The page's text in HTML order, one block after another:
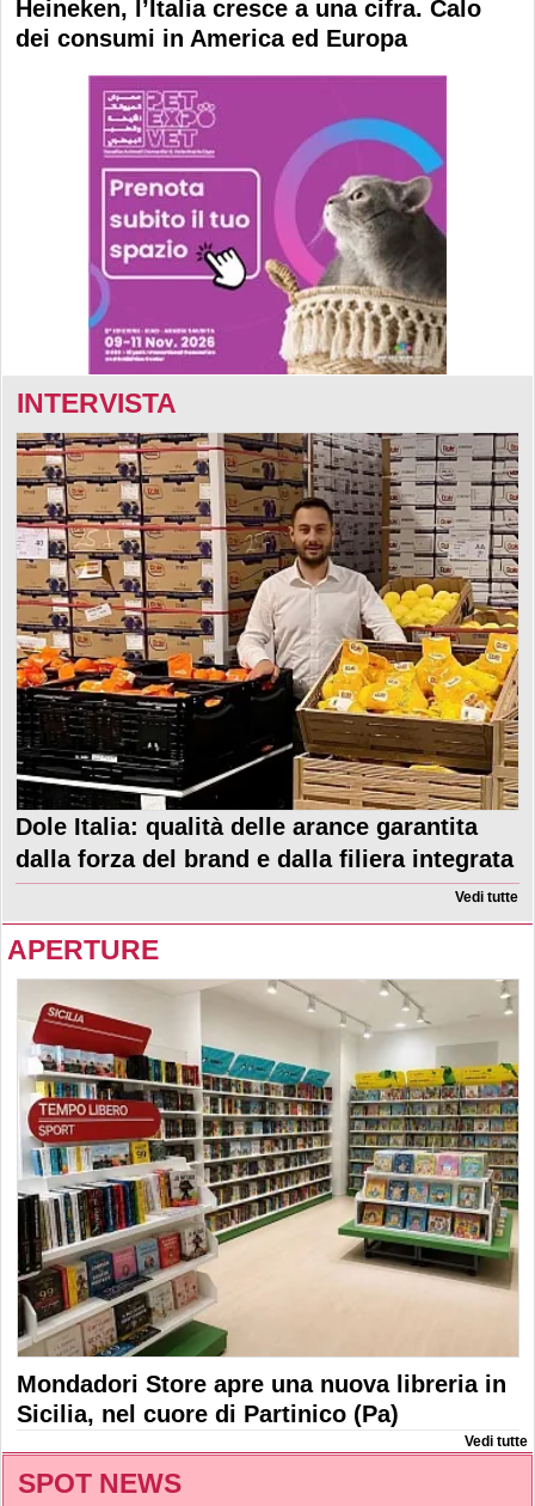
Heineken, l’Italia cresce a una cifra. Calo
dei consumi in America ed Europa
INTERVISTA
Dole Italia: qualità delle arance garantita
dalla forza del brand e dalla filiera integrata
Vedi tutte
APERTURE
Mondadori Store apre una nuova libreria in
Sicilia, nel cuore di Partinico (Pa)
Vedi tutte
SPOT NEWS